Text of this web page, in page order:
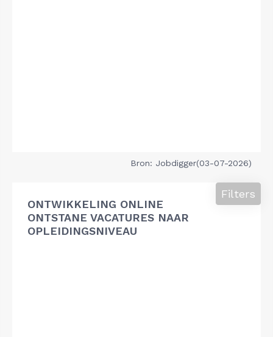
Bron: Jobdigger(03-07-2026)
ONTWIKKELING ONLINE
ONTSTANE VACATURES NAAR
OPLEIDINGSNIVEAU
Filters